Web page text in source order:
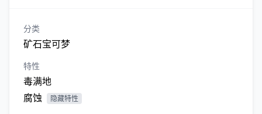
分类
矿石宝可梦
特性
毒满地
腐蚀
隐藏特性